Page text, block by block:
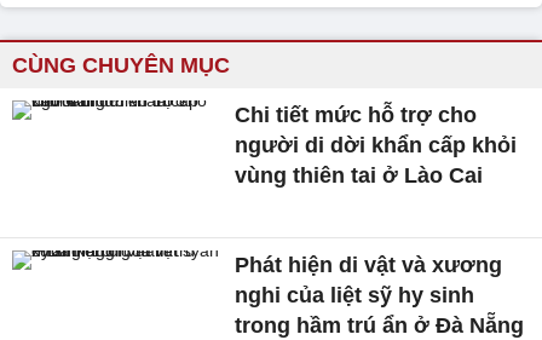
CÙNG CHUYÊN MỤC
Chi tiết mức hỗ trợ cho
người di dời khẩn cấp khỏi
vùng thiên tai ở Lào Cai
Phát hiện di vật và xương
nghi của liệt sỹ hy sinh
trong hầm trú ẩn ở Đà Nẵng